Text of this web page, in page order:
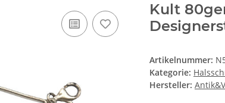
Kult
Artikelnummer:
Kategorie:
Hersteller: